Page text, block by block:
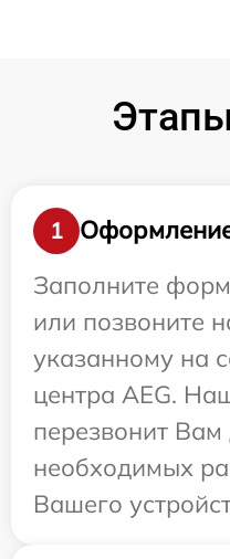
1
Заполните
или позвоните
указанному на
центра AEG.
перезвонит Вам
необходимых
Вашего